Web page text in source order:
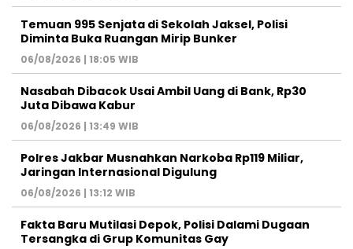
Temuan 995 Senjata di Sekolah Jaksel, Polisi
Diminta Buka Ruangan Mirip Bunker
06/08/2026 | 18:05 WIB
Nasabah Dibacok Usai Ambil Uang di Bank, Rp30
Juta Dibawa Kabur
06/08/2026 | 13:49 WIB
Polres Jakbar Musnahkan Narkoba Rp119 Miliar,
Jaringan Internasional Digulung
06/08/2026 | 13:12 WIB
Fakta Baru Mutilasi Depok, Polisi Dalami Dugaan
Tersangka di Grup Komunitas Gay